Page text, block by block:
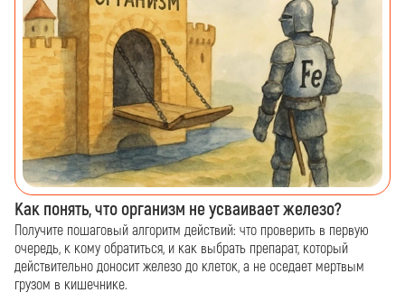
Как понять, что организм не усваивает железо?
Получите пошаговый алгоритм действий: что проверить в первую
очередь, к кому обратиться, и как выбрать препарат, который
действительно доносит железо до клеток, а не оседает мертвым
грузом в кишечнике.